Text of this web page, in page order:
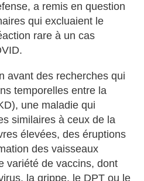
a remis en question
qui excluaient le
rare à un cas
avant des recherches qui
temporelles entre la
une maladie qui
similaires à ceux de la
élevées, des éruptions
des vaisseaux
variété de vaccins, dont
la grippe, le DPT ou le